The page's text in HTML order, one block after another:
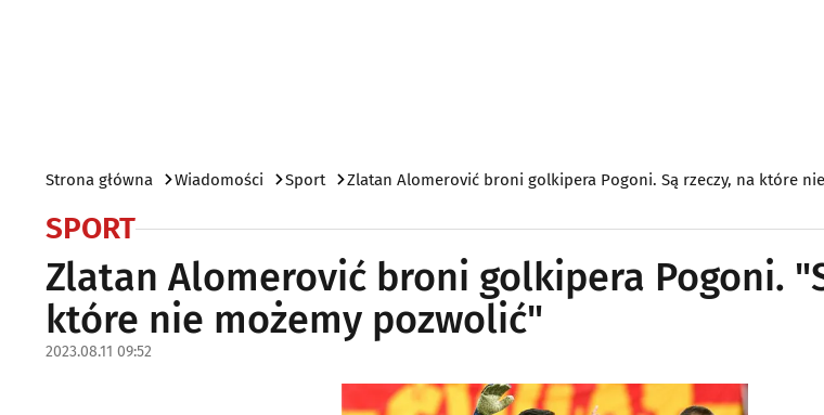
Strona główna Wiadomości Sport Zlatan Alomerović broni golkipera Pogoni. Są rzeczy, na które
SPORT
Zlatan Alomerović broni golkipera Pogoni.
które nie możemy pozwolić"
2023.08.11 09:52